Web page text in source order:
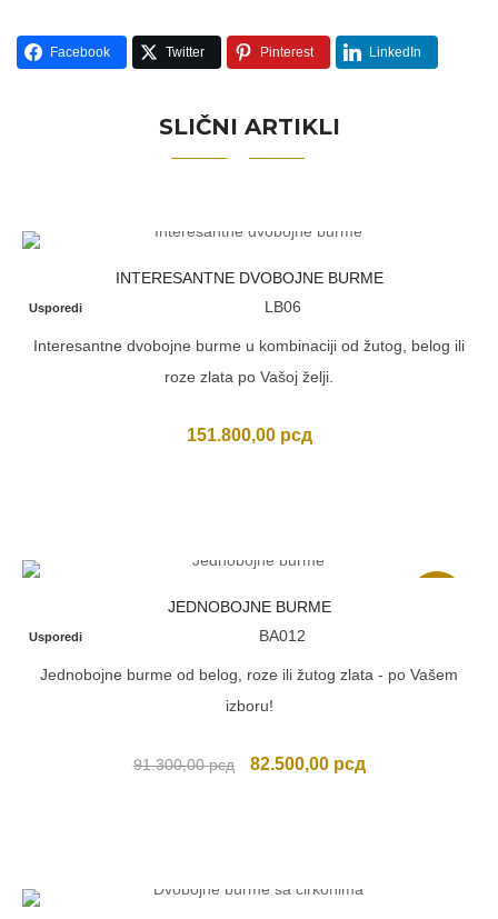
Facebook Twitter Pinterest LinkedIn
SLIČNI ARTIKLI
INTERESANTNE DVOBOJNE BURME
Usporedi LB06
Interesantne dvobojne burme u kombinaciji od žutog, belog ili
roze zlata po Vašoj želji.
151.800,00 рсд
JEDNOBOJNE BURME
Usporedi BA012
Jednobojne burme od belog, roze ili žutog zlata - po Vašem
izboru!
91.300,00рсд
Originalna
82.500,00 рсдTrenutna